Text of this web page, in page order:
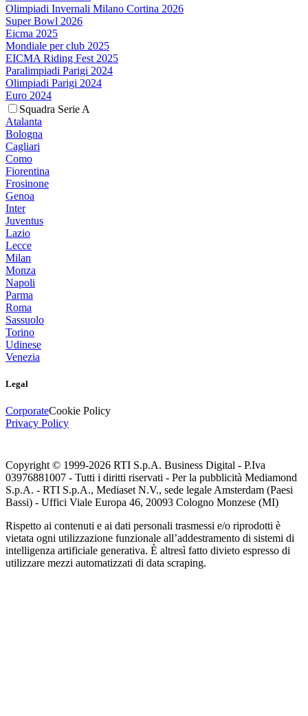
Olimpiadi Invernali Milano Cortina 2026
Super Bowl 2026
Eicma 2025
Mondiale per club 2025
EICMA Riding Fest 2025
Paralimpiadi Parigi 2024
Olimpiadi Parigi 2024
Euro 2024
Squadra Serie A
Atalanta
Bologna
Cagliari
Como
Fiorentina
Frosinone
Genoa
Inter
Juventus
Lazio
Lecce
Milan
Monza
Napoli
Parma
Roma
Sassuolo
Torino
Udinese
Venezia
Legal
CorporateCookie Policy
Privacy Policy
Copyright © 1999-2026 RTI S.p.A. Business Digital - P.Iva
03976881007 - Tutti i diritti riservati - Per la pubblicità Mediamond
S.p.A. - RTI S.p.A., Mediaset N.V., sede legale Amsterdam (Paesi
Bassi) - Uffici Viale Europa 46, 20093 Cologno Monzese (MI)
Rispetto ai contenuti e ai dati personali trasmessi e/o riprodotti è
vietata ogni utilizzazione funzionale all’addestramento di sistemi di
intelligenza artificiale generativa. È altresì fatto divieto espresso di
utilizzare mezzi automatizzati di data scraping.